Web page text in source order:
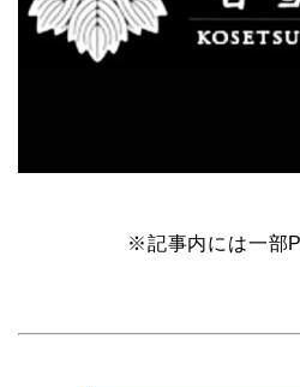
※記事内には一部